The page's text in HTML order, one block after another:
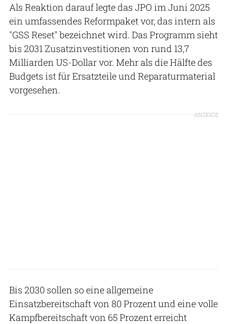
Als Reaktion darauf legte das JPO im Juni 2025
ein umfassendes Reformpaket vor, das intern als
"GSS Reset" bezeichnet wird. Das Programm sieht
bis 2031 Zusatzinvestitionen von rund 13,7
Milliarden US-Dollar vor. Mehr als die Hälfte des
Budgets ist für Ersatzteile und Reparaturmaterial
vorgesehen.
ANZEIGE
Bis 2030 sollen so eine allgemeine
Einsatzbereitschaft von 80 Prozent und eine volle
Kampfbereitschaft von 65 Prozent erreicht